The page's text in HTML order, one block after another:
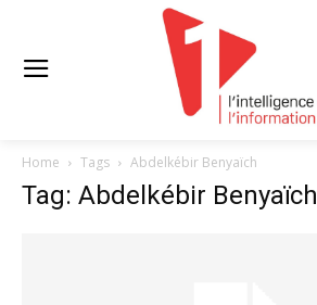
Home Tags Abdelkébir Benyaïch
Tag: Abdelkébir Benyaïch